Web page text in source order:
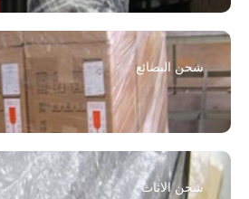
شحن البضائع
شحن الاثاث